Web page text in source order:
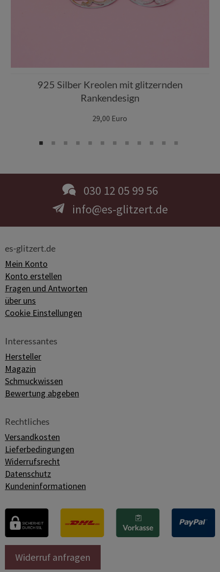
925 Silber Kreolen mit glitzernden
Rankendesign
29,00 Euro
030 12 05 99 56
info@es-glitzert.de
es-glitzert.de
Mein Konto
Konto erstellen
Fragen und Antworten
über uns
Cookie Einstellungen
Interessantes
Hersteller
Magazin
Schmuckwissen
Bewertung abgeben
Rechtliches
Versandkosten
Lieferbedingungen
Widerrufsrecht
Datenschutz
Kundeninformationen
Widerruf anfragen